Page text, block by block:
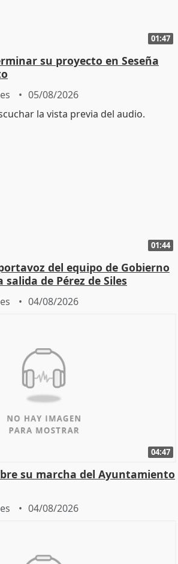
01:47
su proyecto en Seseña
05/08/2026
01:44
del equipo de Gobierno
de Pérez de Siles
04/08/2026
04:47
su marcha del Ayuntamiento
04/08/2026